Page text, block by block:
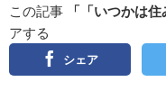
この記事 「「いつかは
アする
シェア